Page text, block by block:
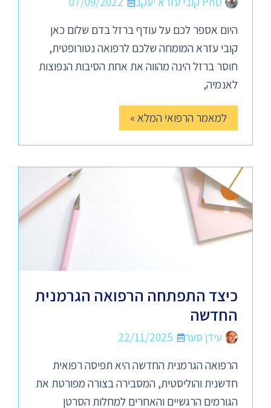
היום אספר לכם על עודף ברזל בדם שלום כאן
קובי עזרא המומחה שלכם לרפואה נטורופטית,
חוסר ברזל הינה מהווה את אחת הסיבות הנפוצות
לאנמיה,
למאמר הרפואי המלא »
כיצד התפתחה הרפואה הגרמנית
החדשה
עידן סער
22/11/2025
הרפואה הגרמנית החדשה היא תפיסה רפואית
חדשנית והוליסטית, המסבירה בצורה מפורטת את
הגורמים הרגשיים והאחרים למחלות הסרטן